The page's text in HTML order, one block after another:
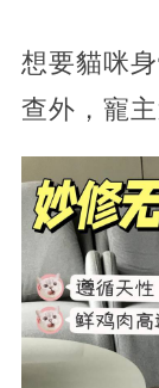
想要貓咪
查外，寵